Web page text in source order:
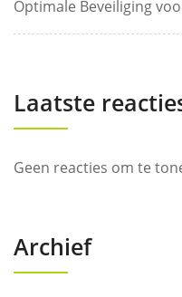
Optimale Beveiliging
Laatste
Geen reacties om te
Archief